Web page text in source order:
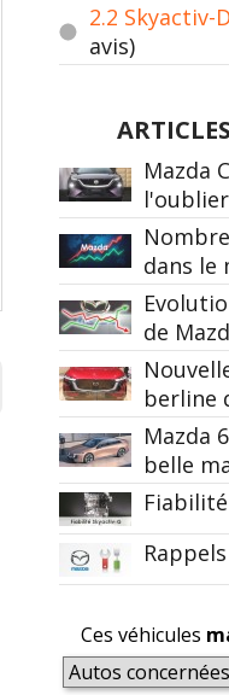
2.2 Skyactiv-D
avis)
Mazda
dans le
de
berline
Mazda
belle
Ces véhicules